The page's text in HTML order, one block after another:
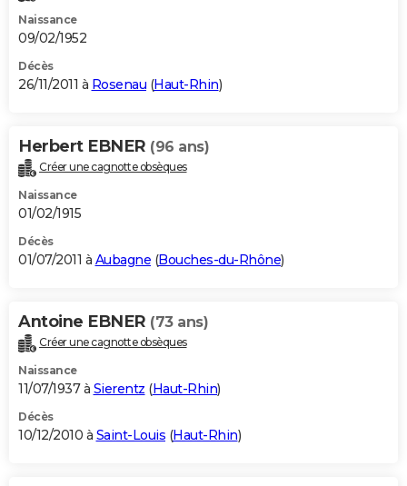
Naissance
09/02/1952
Décès
26/11/2011 à Rosenau (Haut-Rhin)
Herbert EBNER (96 ans)
Créer une cagnotte obsèques
Naissance
01/02/1915
Décès
01/07/2011 à Aubagne (Bouches-du-Rhône)
Antoine EBNER (73 ans)
Créer une cagnotte obsèques
Naissance
11/07/1937 à Sierentz (Haut-Rhin)
Décès
10/12/2010 à Saint-Louis (Haut-Rhin)